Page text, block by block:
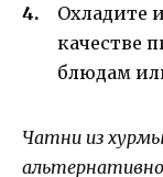
Охладите
качестве
блюдам
Чатни из